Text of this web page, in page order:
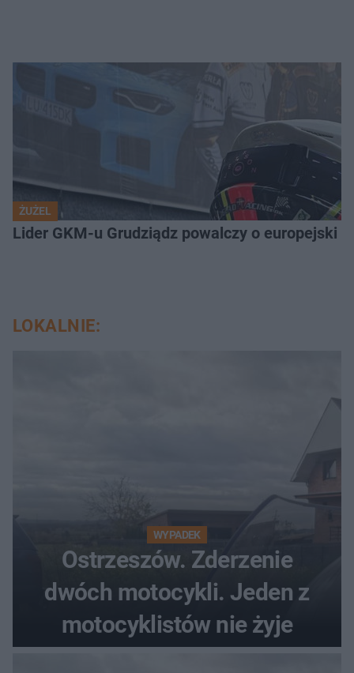
ŻUŻEL
Lider GKM-u Grudziądz powalczy o europejski
LOKALNIE:
WYPADEK
Ostrzeszów. Zderzenie
dwóch motocykli. Jeden z
motocyklistów nie żyje